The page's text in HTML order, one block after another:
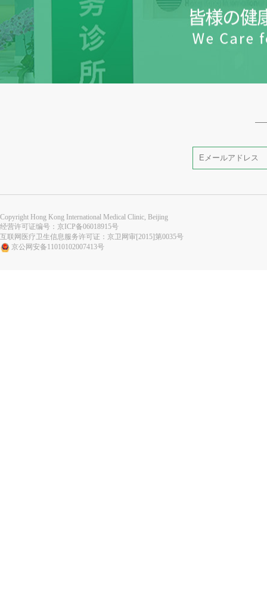
Copyright Hong Kong International Medical Clinic, Beijing
经营许可证编号： 京ICP备06018915号
互联网医疗卫生信息服务许可证：京卫网审[2015]第0035号
京公网安备11010102007413号